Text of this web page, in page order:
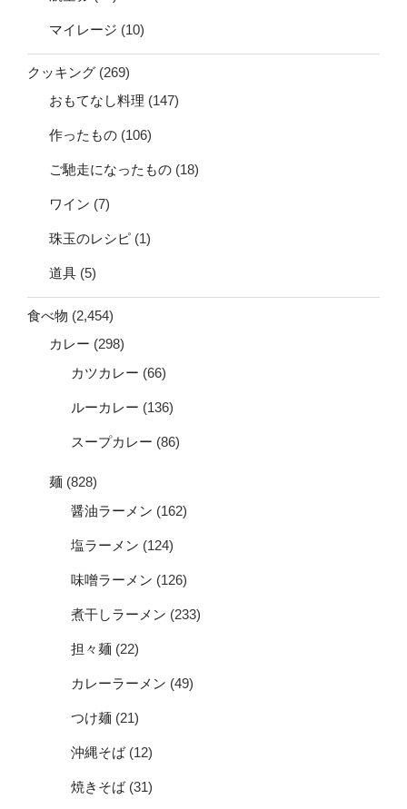
マイレージ (10)
クッキング (269)
おもてなし料理 (147)
作ったもの (106)
ご馳走になったもの (18)
ワイン (7)
珠玉のレシピ (1)
道具 (5)
食べ物 (2,454)
カレー (298)
カツカレー (66)
ルーカレー (136)
スープカレー (86)
麺 (828)
醤油ラーメン (162)
塩ラーメン (124)
味噌ラーメン (126)
煮干しラーメン (233)
担々麺 (22)
カレーラーメン (49)
つけ麺 (21)
沖縄そば(12)
焼きそば(31)